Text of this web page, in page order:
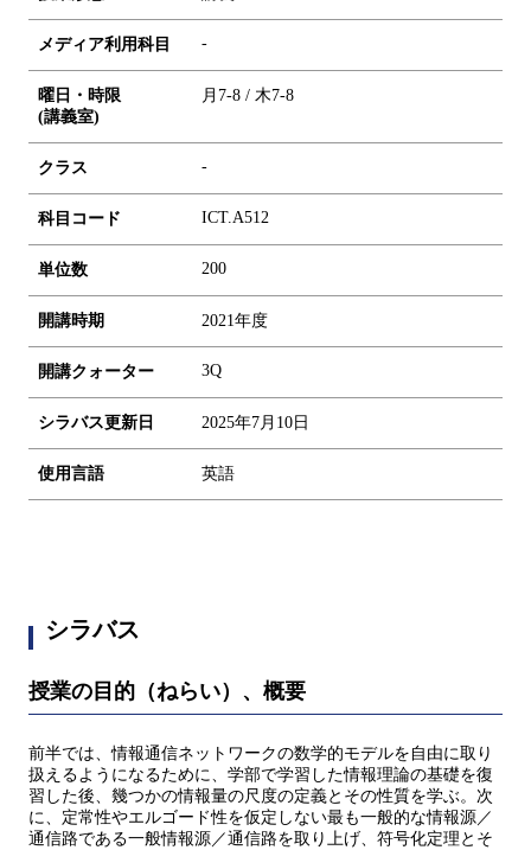
メディア利用科目 -
曜日・時限
(講義室)
月7-8 / 木7-8
クラス -
科目コード ICT.A512
単位数 200
開講時期 2021年度
開講クォーター 3Q
シラバス更新日 2025年7月10日
使用言語 英語
シラバス
授業の目的（ねらい）、概要
前半では、情報通信ネットワークの数学的モデルを自由に取り
扱えるようになるために、学部で学習した情報理論の基礎を復
習した後、幾つかの情報量の尺度の定義とその性質を学ぶ。次
に、定常性やエルゴード性を仮定しない最も一般的な情報源／
通信路である一般情報源／通信路を取り上げ、符号化定理とそ